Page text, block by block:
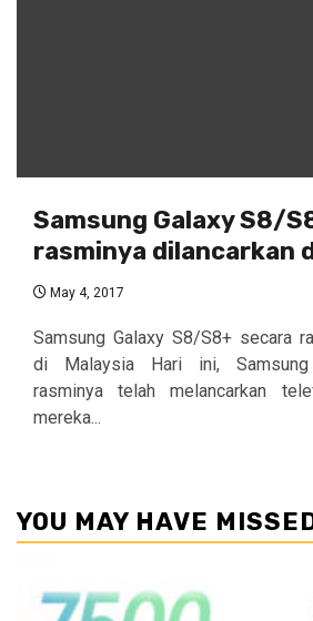
Samsung Galaxy S8/
rasminya dilancarkan
May 4, 2017
Samsung Galaxy S8/S8+ secara
di Malaysia Hari ini,
rasminya telah melancarkan
mereka...
YOU MAY HAVE